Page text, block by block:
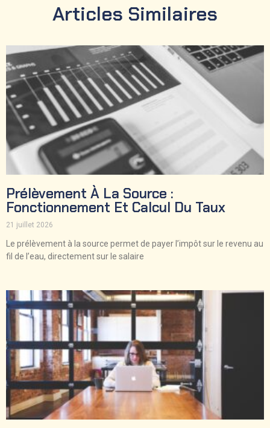
Articles Similaires
Prélèvement À La Source :
Fonctionnement Et Calcul Du Taux
21 juillet 2026
Le prélèvement à la source permet de payer l’impôt sur le revenu au
fil de l’eau, directement sur le salaire